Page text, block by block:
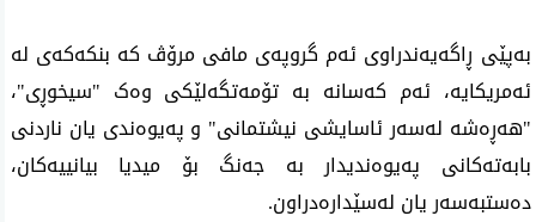
بەپێی ڕاگەیەندراوی ئەم گروپەی مافی مرۆڤ کە بنکەکەی لە
ئەمریکایە، ئەم کەسانە بە تۆمەتگەلێکی وەک "سیخوڕی"،
"هەڕەشە لەسەر ئاسایشی نیشتمانی" و پەیوەندی یان ناردنی
بابەتەکانی پەیوەندیدار بە جەنگ بۆ میدیا بیانییەکان،
دەستبەسەر یان لەسێدارەدراون.